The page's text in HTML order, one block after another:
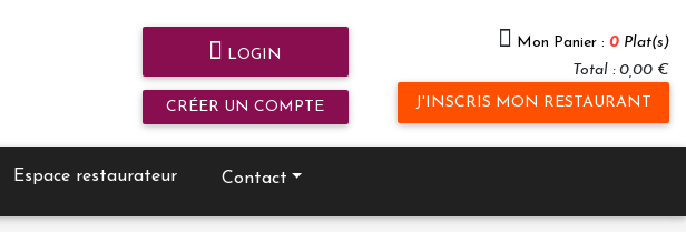
LOGIN
CRÉER UN COMPTE
Mon Panier : 0 Plat(s)
Total : 0,00 €
J'INSCRIS MON RESTAURANT
Espace restaurateur Contact